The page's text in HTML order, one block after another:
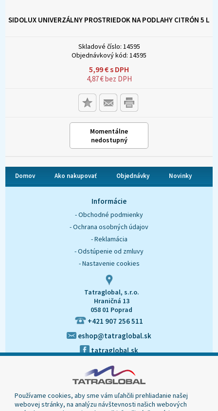
SIDOLUX UNIVERZÁLNY PROSTRIEDOK NA PODLAHY CITRÓN 5 L
Skladové číslo: 14595
Objednávkový kód: 14595
5,99€s DPH
4,87€bez DPH
Momentálne
nedostupný
Domov Ako nakupovať Objednávky Novinky
Informácie
- Obchodné podmienky
- Ochrana osobných údajov
- Reklamácia
- Odstúpenie od zmluvy
- Nastavenie cookies
Tatraglobal, s.r.o.
Hraničná 13
058 01 Poprad
+421 907 256 511
eshop@tatraglobal.sk
tatraglobal.sk
Používame cookies, aby sme vám uľahčili prehliadanie našej
webovej stránky, na analýzu návštevnosti našich webových